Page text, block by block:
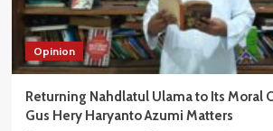
Opinion
Returning Nahdlatul Ulama to Its Moral
Gus Hery Haryanto Azumi Matters